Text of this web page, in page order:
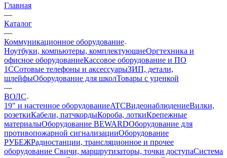
Главная
—
Каталог
—
Коммуникационное оборудование
Ноутбуки, компьютеры, комплектующиеОргтехника и
офисное оборудованиеКассовое оборудование и ПО
1ССотовые телефоны и аксессуарыЗИП, детали,
шлейфыОборудование для школТовары с уценкой
—
ВОЛС
19" и настенное оборудованиеATCВидеонаблюдениеВилки,
розеткиКабели, патчкордыКороба, лоткиКрепежные
материалыОборудование BEWARDОборудование для
противопожарной сигнализацииОборудование
РУБЕЖРадиостанции, трансляционное и прочее
оборудование Свичи, маршрутизаторы, точки доступаСистема